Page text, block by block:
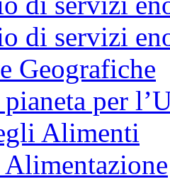
di servizi
Geografiche
per
Alimenti